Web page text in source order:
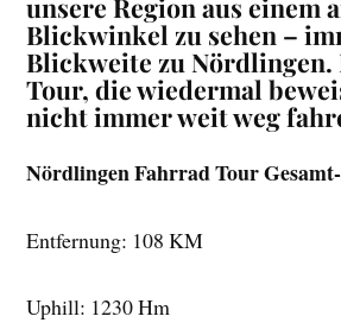
unsere Region aus einem
Blickwinkel zu sehen –
Blickweite zu Nördlingen.
Tour, die wiedermal
nicht immer weit weg
Nördlingen Fahrrad Tour
Entfernung: 108 KM
Uphill: 1230 Hm